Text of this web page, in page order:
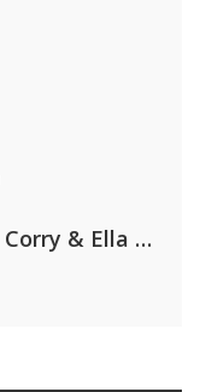
Nathan Dawe, Joel Corry & Ella Henderson